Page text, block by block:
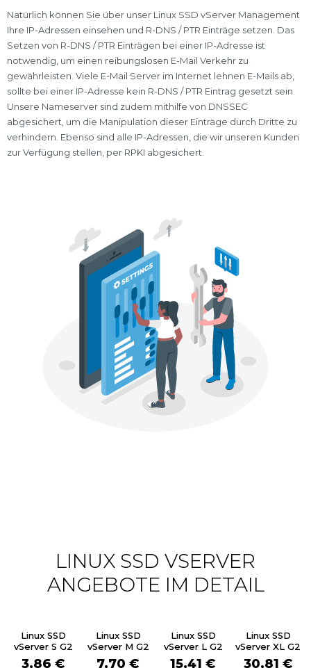
Natürlich können Sie über unser Linux SSD vServer Management
Ihre IP-Adressen einsehen und R-DNS / PTR Einträge setzen. Das
Setzen von R-DNS / PTR Einträgen bei einer IP-Adresse ist
notwendig, um einen reibungslosen E-Mail Verkehr zu
gewährleisten. Viele E-Mail Server im Internet lehnen E-Mails ab,
sollte bei einer IP-Adresse kein R-DNS / PTR Eintrag gesetzt sein.
Unsere Nameserver sind zudem mithilfe von DNSSEC
abgesichert, um die Manipulation dieser Einträge durch Dritte zu
verhindern. Ebenso sind alle IP-Adressen, die wir unseren Kunden
zur Verfügung stellen, per RPKI abgesichert.
LINUX SSD VSERVER
ANGEBOTE IM DETAIL
Linux SSD
vServer S G2
3,86 €
Linux SSD
vServer M G2
7,70 €
Linux SSD
vServer L G2
15,41 €
Linux SSD
vServer XL G2
30,81 €